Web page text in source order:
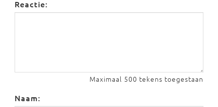
Reactie:
Maximaal 500 tekens toegestaan
Naam: